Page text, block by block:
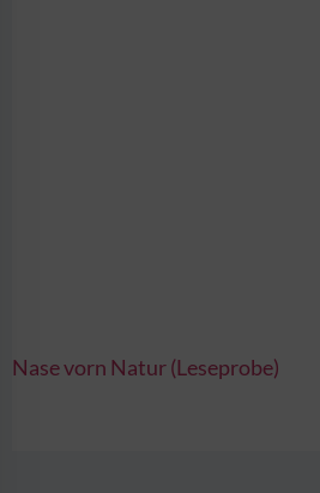
Nase vorn Natur (Leseprobe)